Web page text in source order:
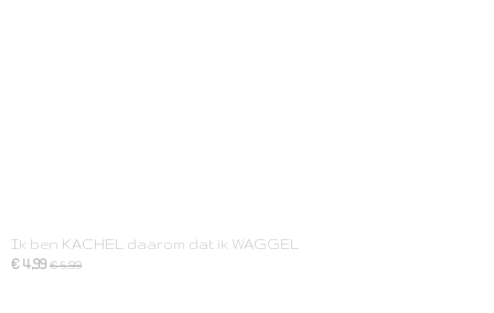
Ik ben KACHEL daarom dat ik WAGGEL
€ 4,99 € 5,99